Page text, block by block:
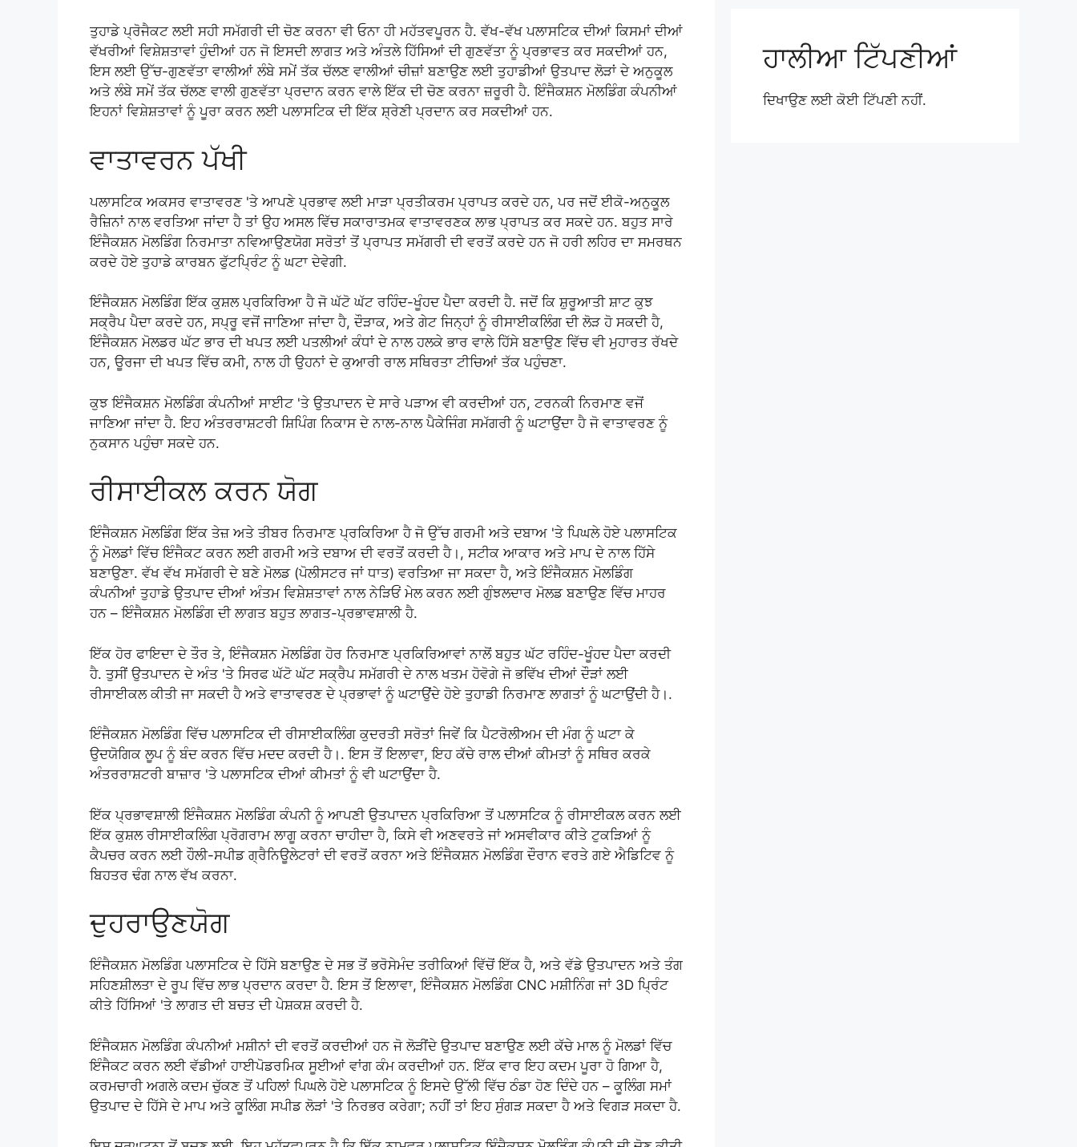
ਤੁਹਾਡੇ ਪ੍ਰੋਜੈਕਟ ਲਈ ਸਹੀ ਸਮੱਗਰੀ ਦੀ ਚੋਣ ਕਰਨਾ ਵੀ ਓਨਾ ਹੀ ਮਹੱਤਵਪੂਰਨ ਹੈ. ਵੱਖ-ਵੱਖ ਪਲਾਸਟਿਕ ਦੀਆਂ ਕਿਸਮਾਂ ਦੀਆਂ
ਵੱਖਰੀਆਂ ਵਿਸ਼ੇਸ਼ਤਾਵਾਂ ਹੁੰਦੀਆਂ ਹਨ ਜੋ ਇਸਦੀ ਲਾਗਤ ਅਤੇ ਅੰਤਲੇ ਹਿੱਸਿਆਂ ਦੀ ਗੁਣਵੱਤਾ ਨੂੰ ਪ੍ਰਭਾਵਤ ਕਰ ਸਕਦੀਆਂ ਹਨ,
ਇਸ ਲਈ ਉੱਚ-ਗੁਣਵੱਤਾ ਵਾਲੀਆਂ ਲੰਬੇ ਸਮੇਂ ਤੱਕ ਚੱਲਣ ਵਾਲੀਆਂ ਚੀਜ਼ਾਂ ਬਣਾਉਣ ਲਈ ਤੁਹਾਡੀਆਂ ਉਤਪਾਦ ਲੋੜਾਂ ਦੇ ਅਨੁਕੂਲ
ਅਤੇ ਲੰਬੇ ਸਮੇਂ ਤੱਕ ਚੱਲਣ ਵਾਲੀ ਗੁਣਵੱਤਾ ਪ੍ਰਦਾਨ ਕਰਨ ਵਾਲੇ ਇੱਕ ਦੀ ਚੋਣ ਕਰਨਾ ਜ਼ਰੂਰੀ ਹੈ. ਇੰਜੈਕਸ਼ਨ ਮੋਲਡਿੰਗ ਕੰਪਨੀਆਂ
ਇਹਨਾਂ ਵਿਸ਼ੇਸ਼ਤਾਵਾਂ ਨੂੰ ਪੂਰਾ ਕਰਨ ਲਈ ਪਲਾਸਟਿਕ ਦੀ ਇੱਕ ਸ਼੍ਰੇਣੀ ਪ੍ਰਦਾਨ ਕਰ ਸਕਦੀਆਂ ਹਨ.
ਵਾਤਾਵਰਨ ਪੱਖੀ
ਪਲਾਸਟਿਕ ਅਕਸਰ ਵਾਤਾਵਰਣ 'ਤੇ ਆਪਣੇ ਪ੍ਰਭਾਵ ਲਈ ਮਾੜਾ ਪ੍ਰਤੀਕਰਮ ਪ੍ਰਾਪਤ ਕਰਦੇ ਹਨ, ਪਰ ਜਦੋਂ ਈਕੋ-ਅਨੁਕੂਲ
ਰੈਜ਼ਿਨਾਂ ਨਾਲ ਵਰਤਿਆ ਜਾਂਦਾ ਹੈ ਤਾਂ ਉਹ ਅਸਲ ਵਿੱਚ ਸਕਾਰਾਤਮਕ ਵਾਤਾਵਰਣਕ ਲਾਭ ਪ੍ਰਾਪਤ ਕਰ ਸਕਦੇ ਹਨ. ਬਹੁਤ ਸਾਰੇ
ਇੰਜੈਕਸ਼ਨ ਮੋਲਡਿੰਗ ਨਿਰਮਾਤਾ ਨਵਿਆਉਣਯੋਗ ਸਰੋਤਾਂ ਤੋਂ ਪ੍ਰਾਪਤ ਸਮੱਗਰੀ ਦੀ ਵਰਤੋਂ ਕਰਦੇ ਹਨ ਜੋ ਹਰੀ ਲਹਿਰ ਦਾ ਸਮਰਥਨ
ਕਰਦੇ ਹੋਏ ਤੁਹਾਡੇ ਕਾਰਬਨ ਫੁੱਟਪ੍ਰਿੰਟ ਨੂੰ ਘਟਾ ਦੇਵੇਗੀ.
ਇੰਜੈਕਸ਼ਨ ਮੋਲਡਿੰਗ ਇੱਕ ਕੁਸ਼ਲ ਪ੍ਰਕਿਰਿਆ ਹੈ ਜੋ ਘੱਟੋ ਘੱਟ ਰਹਿੰਦ-ਖੂੰਹਦ ਪੈਦਾ ਕਰਦੀ ਹੈ. ਜਦੋਂ ਕਿ ਸ਼ੁਰੂਆਤੀ ਸ਼ਾਟ ਕੁਝ
ਸਕ੍ਰੈਪ ਪੈਦਾ ਕਰਦੇ ਹਨ, ਸਪ੍ਰੂ ਵਜੋਂ ਜਾਣਿਆ ਜਾਂਦਾ ਹੈ, ਦੌੜਾਕ, ਅਤੇ ਗੇਟ ਜਿਨ੍ਹਾਂ ਨੂੰ ਰੀਸਾਈਕਲਿੰਗ ਦੀ ਲੋੜ ਹੋ ਸਕਦੀ ਹੈ,
ਇੰਜੈਕਸ਼ਨ ਮੋਲਡਰ ਘੱਟ ਭਾਰ ਦੀ ਖਪਤ ਲਈ ਪਤਲੀਆਂ ਕੰਧਾਂ ਦੇ ਨਾਲ ਹਲਕੇ ਭਾਰ ਵਾਲੇ ਹਿੱਸੇ ਬਣਾਉਣ ਵਿੱਚ ਵੀ ਮੁਹਾਰਤ ਰੱਖਦੇ
ਹਨ, ਊਰਜਾ ਦੀ ਖਪਤ ਵਿੱਚ ਕਮੀ, ਨਾਲ ਹੀ ਉਹਨਾਂ ਦੇ ਕੁਆਰੀ ਰਾਲ ਸਥਿਰਤਾ ਟੀਚਿਆਂ ਤੱਕ ਪਹੁੰਚਣਾ.
ਕੁਝ ਇੰਜੈਕਸ਼ਨ ਮੋਲਡਿੰਗ ਕੰਪਨੀਆਂ ਸਾਈਟ 'ਤੇ ਉਤਪਾਦਨ ਦੇ ਸਾਰੇ ਪੜਾਅ ਵੀ ਕਰਦੀਆਂ ਹਨ, ਟਰਨਕੀ ​​ਨਿਰਮਾਣ ਵਜੋਂ
ਜਾਣਿਆ ਜਾਂਦਾ ਹੈ. ਇਹ ਅੰਤਰਰਾਸ਼ਟਰੀ ਸ਼ਿਪਿੰਗ ਨਿਕਾਸ ਦੇ ਨਾਲ-ਨਾਲ ਪੈਕੇਜਿੰਗ ਸਮੱਗਰੀ ਨੂੰ ਘਟਾਉਂਦਾ ਹੈ ਜੋ ਵਾਤਾਵਰਣ ਨੂੰ
ਨੁਕਸਾਨ ਪਹੁੰਚਾ ਸਕਦੇ ਹਨ.
ਰੀਸਾਈਕਲ ਕਰਨ ਯੋਗ
ਇੰਜੈਕਸ਼ਨ ਮੋਲਡਿੰਗ ਇੱਕ ਤੇਜ਼ ਅਤੇ ਤੀਬਰ ਨਿਰਮਾਣ ਪ੍ਰਕਿਰਿਆ ਹੈ ਜੋ ਉੱਚ ਗਰਮੀ ਅਤੇ ਦਬਾਅ 'ਤੇ ਪਿਘਲੇ ਹੋਏ ਪਲਾਸਟਿਕ
ਨੂੰ ਮੋਲਡਾਂ ਵਿੱਚ ਇੰਜੈਕਟ ਕਰਨ ਲਈ ਗਰਮੀ ਅਤੇ ਦਬਾਅ ਦੀ ਵਰਤੋਂ ਕਰਦੀ ਹੈ।, ਸਟੀਕ ਆਕਾਰ ਅਤੇ ਮਾਪ ਦੇ ਨਾਲ ਹਿੱਸੇ
ਬਣਾਉਣਾ. ਵੱਖ ਵੱਖ ਸਮੱਗਰੀ ਦੇ ਬਣੇ ਮੋਲਡ (ਪੋਲੀਸਟਰ ਜਾਂ ਧਾਤ) ਵਰਤਿਆ ਜਾ ਸਕਦਾ ਹੈ, ਅਤੇ ਇੰਜੈਕਸ਼ਨ ਮੋਲਡਿੰਗ
ਕੰਪਨੀਆਂ ਤੁਹਾਡੇ ਉਤਪਾਦ ਦੀਆਂ ਅੰਤਮ ਵਿਸ਼ੇਸ਼ਤਾਵਾਂ ਨਾਲ ਨੇੜਿਓਂ ਮੇਲ ਕਰਨ ਲਈ ਗੁੰਝਲਦਾਰ ਮੋਲਡ ਬਣਾਉਣ ਵਿੱਚ ਮਾਹਰ
ਹਨ – ਇੰਜੈਕਸ਼ਨ ਮੋਲਡਿੰਗ ਦੀ ਲਾਗਤ ਬਹੁਤ ਲਾਗਤ-ਪ੍ਰਭਾਵਸ਼ਾਲੀ ਹੈ.
ਇੱਕ ਹੋਰ ਫਾਇਦਾ ਦੇ ਤੌਰ ਤੇ, ਇੰਜੈਕਸ਼ਨ ਮੋਲਡਿੰਗ ਹੋਰ ਨਿਰਮਾਣ ਪ੍ਰਕਿਰਿਆਵਾਂ ਨਾਲੋਂ ਬਹੁਤ ਘੱਟ ਰਹਿੰਦ-ਖੂੰਹਦ ਪੈਦਾ ਕਰਦੀ
ਹੈ. ਤੁਸੀਂ ਉਤਪਾਦਨ ਦੇ ਅੰਤ 'ਤੇ ਸਿਰਫ ਘੱਟੋ ਘੱਟ ਸਕ੍ਰੈਪ ਸਮੱਗਰੀ ਦੇ ਨਾਲ ਖਤਮ ਹੋਵੋਗੇ ਜੋ ਭਵਿੱਖ ਦੀਆਂ ਦੌੜਾਂ ਲਈ
ਰੀਸਾਈਕਲ ਕੀਤੀ ਜਾ ਸਕਦੀ ਹੈ ਅਤੇ ਵਾਤਾਵਰਣ ਦੇ ਪ੍ਰਭਾਵਾਂ ਨੂੰ ਘਟਾਉਂਦੇ ਹੋਏ ਤੁਹਾਡੀ ਨਿਰਮਾਣ ਲਾਗਤਾਂ ਨੂੰ ਘਟਾਉਂਦੀ ਹੈ।.
ਇੰਜੈਕਸ਼ਨ ਮੋਲਡਿੰਗ ਵਿੱਚ ਪਲਾਸਟਿਕ ਦੀ ਰੀਸਾਈਕਲਿੰਗ ਕੁਦਰਤੀ ਸਰੋਤਾਂ ਜਿਵੇਂ ਕਿ ਪੈਟਰੋਲੀਅਮ ਦੀ ਮੰਗ ਨੂੰ ਘਟਾ ਕੇ
ਉਦਯੋਗਿਕ ਲੂਪ ਨੂੰ ਬੰਦ ਕਰਨ ਵਿੱਚ ਮਦਦ ਕਰਦੀ ਹੈ।. ਇਸ ਤੋਂ ਇਲਾਵਾ, ਇਹ ਕੱਚੇ ਰਾਲ ਦੀਆਂ ਕੀਮਤਾਂ ਨੂੰ ਸਥਿਰ ਕਰਕੇ
ਅੰਤਰਰਾਸ਼ਟਰੀ ਬਾਜ਼ਾਰ 'ਤੇ ਪਲਾਸਟਿਕ ਦੀਆਂ ਕੀਮਤਾਂ ਨੂੰ ਵੀ ਘਟਾਉਂਦਾ ਹੈ.
ਇੱਕ ਪ੍ਰਭਾਵਸ਼ਾਲੀ ਇੰਜੈਕਸ਼ਨ ਮੋਲਡਿੰਗ ਕੰਪਨੀ ਨੂੰ ਆਪਣੀ ਉਤਪਾਦਨ ਪ੍ਰਕਿਰਿਆ ਤੋਂ ਪਲਾਸਟਿਕ ਨੂੰ ਰੀਸਾਈਕਲ ਕਰਨ ਲਈ
ਇੱਕ ਕੁਸ਼ਲ ਰੀਸਾਈਕਲਿੰਗ ਪ੍ਰੋਗਰਾਮ ਲਾਗੂ ਕਰਨਾ ਚਾਹੀਦਾ ਹੈ, ਕਿਸੇ ਵੀ ਅਣਵਰਤੇ ਜਾਂ ਅਸਵੀਕਾਰ ਕੀਤੇ ਟੁਕੜਿਆਂ ਨੂੰ
ਕੈਪਚਰ ਕਰਨ ਲਈ ਹੌਲੀ-ਸਪੀਡ ਗ੍ਰੈਨਿਊਲੇਟਰਾਂ ਦੀ ਵਰਤੋਂ ਕਰਨਾ ਅਤੇ ਇੰਜੈਕਸ਼ਨ ਮੋਲਡਿੰਗ ਦੌਰਾਨ ਵਰਤੇ ਗਏ ਐਡਿਟਿਵ ਨੂੰ
ਬਿਹਤਰ ਢੰਗ ਨਾਲ ਵੱਖ ਕਰਨਾ.
ਦੁਹਰਾਉਣਯੋਗ
ਇੰਜੈਕਸ਼ਨ ਮੋਲਡਿੰਗ ਪਲਾਸਟਿਕ ਦੇ ਹਿੱਸੇ ਬਣਾਉਣ ਦੇ ਸਭ ਤੋਂ ਭਰੋਸੇਮੰਦ ਤਰੀਕਿਆਂ ਵਿੱਚੋਂ ਇੱਕ ਹੈ, ਅਤੇ ਵੱਡੇ ਉਤਪਾਦਨ ਅਤੇ ਤੰਗ
ਸਹਿਣਸ਼ੀਲਤਾ ਦੇ ਰੂਪ ਵਿੱਚ ਲਾਭ ਪ੍ਰਦਾਨ ਕਰਦਾ ਹੈ. ਇਸ ਤੋਂ ਇਲਾਵਾ, ਇੰਜੈਕਸ਼ਨ ਮੋਲਡਿੰਗ CNC ਮਸ਼ੀਨਿੰਗ ਜਾਂ 3D ਪ੍ਰਿੰਟ
ਕੀਤੇ ਹਿੱਸਿਆਂ 'ਤੇ ਲਾਗਤ ਦੀ ਬਚਤ ਦੀ ਪੇਸ਼ਕਸ਼ ਕਰਦੀ ਹੈ.
ਇੰਜੈਕਸ਼ਨ ਮੋਲਡਿੰਗ ਕੰਪਨੀਆਂ ਮਸ਼ੀਨਾਂ ਦੀ ਵਰਤੋਂ ਕਰਦੀਆਂ ਹਨ ਜੋ ਲੋੜੀਂਦੇ ਉਤਪਾਦ ਬਣਾਉਣ ਲਈ ਕੱਚੇ ਮਾਲ ਨੂੰ ਮੋਲਡਾਂ ਵਿੱਚ
ਇੰਜੈਕਟ ਕਰਨ ਲਈ ਵੱਡੀਆਂ ਹਾਈਪੋਡਰਮਿਕ ਸੂਈਆਂ ਵਾਂਗ ਕੰਮ ਕਰਦੀਆਂ ਹਨ. ਇੱਕ ਵਾਰ ਇਹ ਕਦਮ ਪੂਰਾ ਹੋ ਗਿਆ ਹੈ,
ਕਰਮਚਾਰੀ ਅਗਲੇ ਕਦਮ ਚੁੱਕਣ ਤੋਂ ਪਹਿਲਾਂ ਪਿਘਲੇ ਹੋਏ ਪਲਾਸਟਿਕ ਨੂੰ ਇਸਦੇ ਉੱਲੀ ਵਿੱਚ ਠੰਡਾ ਹੋਣ ਦਿੰਦੇ ਹਨ – ਕੂਲਿੰਗ ਸਮਾਂ
ਉਤਪਾਦ ਦੇ ਹਿੱਸੇ ਦੇ ਮਾਪ ਅਤੇ ਕੂਲਿੰਗ ਸਪੀਡ ਲੋੜਾਂ 'ਤੇ ਨਿਰਭਰ ਕਰੇਗਾ; ਨਹੀਂ ਤਾਂ ਇਹ ਸੁੰਗੜ ਸਕਦਾ ਹੈ ਅਤੇ ਵਿਗੜ ਸਕਦਾ ਹੈ.
ਹਾਲੀਆ ਟਿੱਪਣੀਆਂ
ਦਿਖਾਉਣ ਲਈ ਕੋਈ ਟਿੱਪਣੀ ਨਹੀਂ.